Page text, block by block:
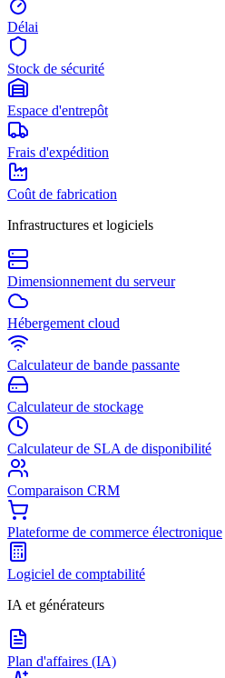
Délai
Stock de sécurité
Espace d'entrepôt
Frais d'expédition
Coût de fabrication
Infrastructures et logiciels
Dimensionnement du serveur
Hébergement cloud
Calculateur de bande passante
Calculateur de stockage
Calculateur de SLA de disponibilité
Comparaison CRM
Plateforme de commerce électronique
Logiciel de comptabilité
IA et générateurs
Plan d'affaires (IA)